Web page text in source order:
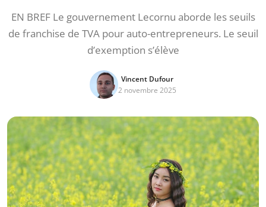
EN BREF Le gouvernement Lecornu aborde les seuils
de franchise de TVA pour auto-entrepreneurs. Le seuil
d’exemption s’élève
Vincent Dufour
2 novembre 2025